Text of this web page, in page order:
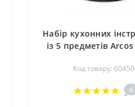
Набір кухонних
із 5 предметів
Код товару:
4